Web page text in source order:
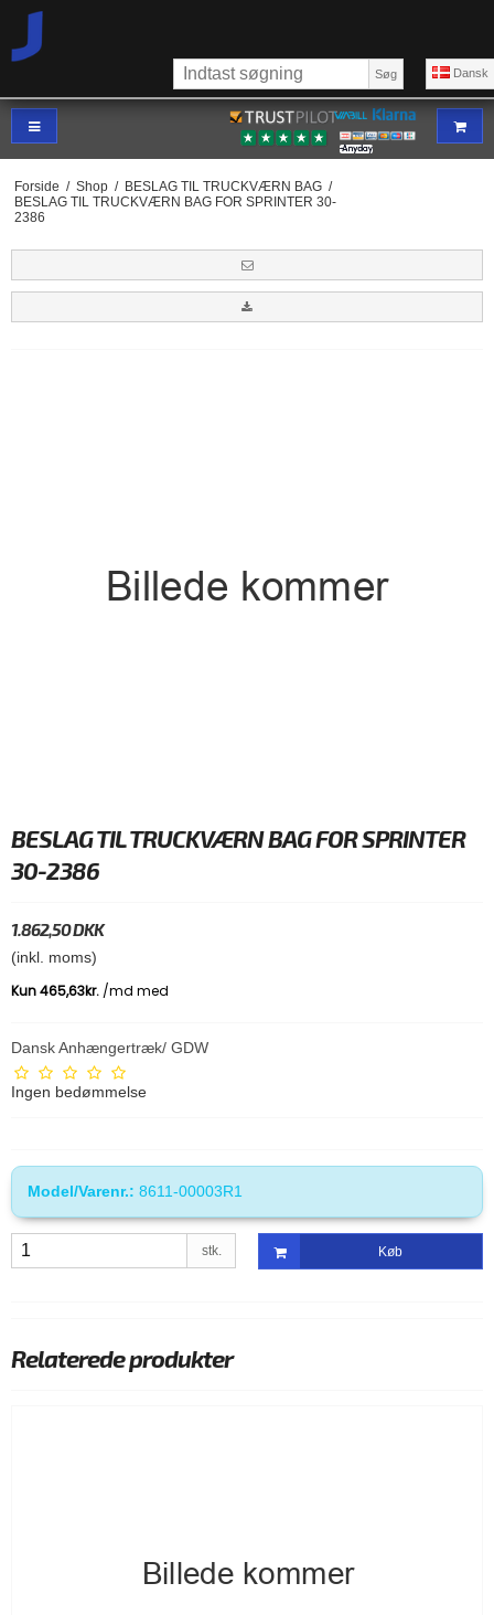
Dansk
Søg
Forside / Shop / BESLAG TIL TRUCKVÆRN BAG /
BESLAG TIL TRUCKVÆRN BAG FOR SPRINTER 30-
2386
BESLAG TIL TRUCKVÆRN BAG FOR SPRINTER
30-2386
1.862,50 DKK
(inkl. moms)
Dansk Anhængertræk/ GDW
Ingen bedømmelse
Model/Varenr.: 8611-00003R1
stk. Køb
Relaterede produkter